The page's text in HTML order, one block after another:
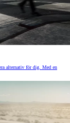
alternativ för dig. Med en